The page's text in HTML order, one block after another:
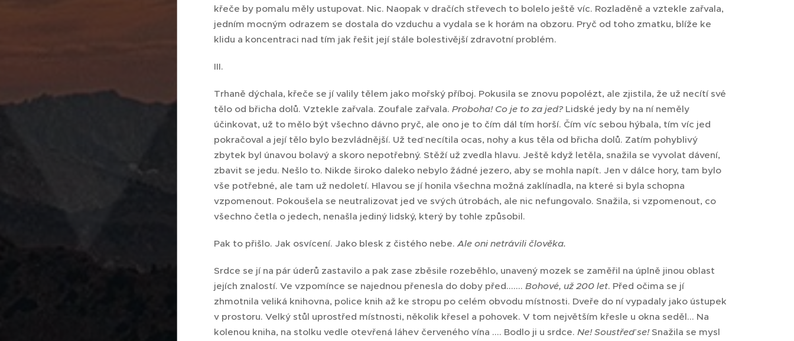
křeče by pomalu měly ustupovat. Nic. Naopak v dračích střevech to bolelo ještě víc. Rozladěně a vztekle zařvala,
jedním mocným odrazem se dostala do vzduchu a vydala se k horám na obzoru. Pryč od toho zmatku, blíže ke
klidu a koncentraci nad tím jak řešit její stále bolestivější zdravotní problém.
III.
Trhaně dýchala, křeče se jí valily tělem jako mořský příboj. Pokusila se znovu popolézt, ale zjistila, že už necítí své
tělo od břicha dolů. Vztekle zařvala. Zoufale zařvala. Proboha! Co je to za jed?Lidské jedy by na ní neměly
účinkovat, už to mělo být všechno dávno pryč, ale ono je to čím dál tím horší. Čím víc sebou hýbala, tím víc jed
pokračoval a její tělo bylo bezvládnější. Už teď necítila ocas, nohy a kus těla od břicha dolů. Zatím pohyblivý
zbytek byl únavou bolavý a skoro nepotřebný. Stěží už zvedla hlavu. Ještě když letěla, snažila se vyvolat dávení,
zbavit se jedu. Nešlo to. Nikde široko daleko nebylo žádné jezero, aby se mohla napít. Jen v dálce hory, tam bylo
vše potřebné, ale tam už nedoletí. Hlavou se jí honila všechna možná zaklínadla, na které si byla schopna
vzpomenout. Pokoušela se neutralizovat jed ve svých útrobách, ale nic nefungovalo. Snažila, si vzpomenout, co
všechno četla o jedech, nenašla jediný lidský, který by tohle způsobil.
Pak to přišlo. Jak osvícení. Jako blesk z čistého nebe. Ale oni netrávili člověka.
Srdce se jí na pár úderů zastavilo a pak zase zběsile rozeběhlo, unavený mozek se zaměřil na úplně jinou oblast
jejích znalostí. Ve vzpomínce se najednou přenesla do doby před....... Bohové, už 200 let. Před očima se jí
zhmotnila veliká knihovna, police knih až ke stropu po celém obvodu místnosti. Dveře do ní vypadaly jako ústupek
v prostoru. Velký stůl uprostřed místnosti, několik křesel a pohovek. V tom největším křesle u okna seděl... Na
kolenou kniha, na stolku vedle otevřená láhev červeného vína .... Bodlo ji u srdce. Ne! Soustřeď se!Snažila se mysl